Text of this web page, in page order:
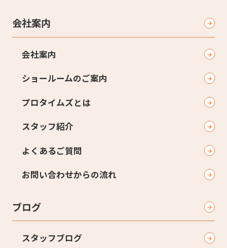
会社案内
会社案内
ショールームのご案内
プロタイムズとは
スタッフ紹介
よくあるご質問
お問い合わせからの流れ
ブログ
スタッフブログ